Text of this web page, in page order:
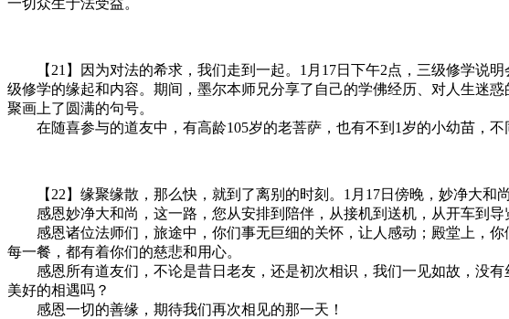
一切众生于法受益。
【21】因为对法的希求，我们走到一起。1月17日下午2点，三级修学说明
级修学的缘起和内容。期间，墨尔本师兄分享了自己的学佛经历、对人生迷
聚画上了圆满的句号。
在随喜参与的道友中，有高龄105岁的老菩萨，也有不到1岁的小幼苗，不
【22】缘聚缘散，那么快，就到了离别的时刻。1月17日傍晚，妙净大和
感恩妙净大和尚，这一路，您从安排到陪伴，从接机到送机，从开车到导
感恩诸位法师们，旅途中，你们事无巨细的关怀，让人感动；殿堂上，你
每一餐，都有着你们的慈悲和用心。
感恩所有道友们，不论是昔日老友，还是初次相识，我们一见如故，没有
美好的相遇吗？
感恩一切的善缘，期待我们再次相见的那一天！